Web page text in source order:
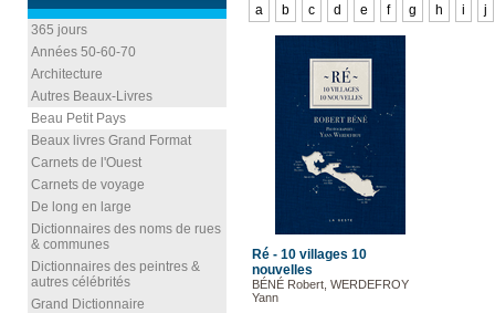
365 jours
Années 50-60-70
Architecture
Autres Beaux-Livres
Beau Petit Pays
Beaux livres Grand Format
Carnets de l'Ouest
Carnets de voyage
De long en large
Dictionnaires des noms de rues
& communes
Dictionnaires des peintres &
autres célébrités
Grand Dictionnaire
a
b c d e f g h i j
Ré - 10 villages 10
nouvelles
BÉNÉ Robert, WERDEFROY
Yann